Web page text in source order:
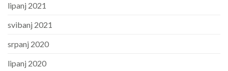
lipanj 2021
svibanj 2021
srpanj 2020
lipanj 2020